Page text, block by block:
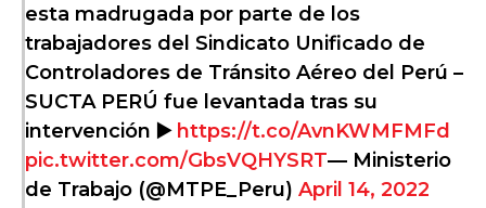
esta madrugada por parte de los
trabajadores del Sindicato Unificado de
Controladores de Tránsito Aéreo del Perú –
SUCTA PERÚ fue levantada tras su
intervención ▶️ https://t.co/AvnKWMFMFd
pic.twitter.com/GbsVQHYSRT— Ministerio
de Trabajo (@MTPE_Peru) April 14, 2022